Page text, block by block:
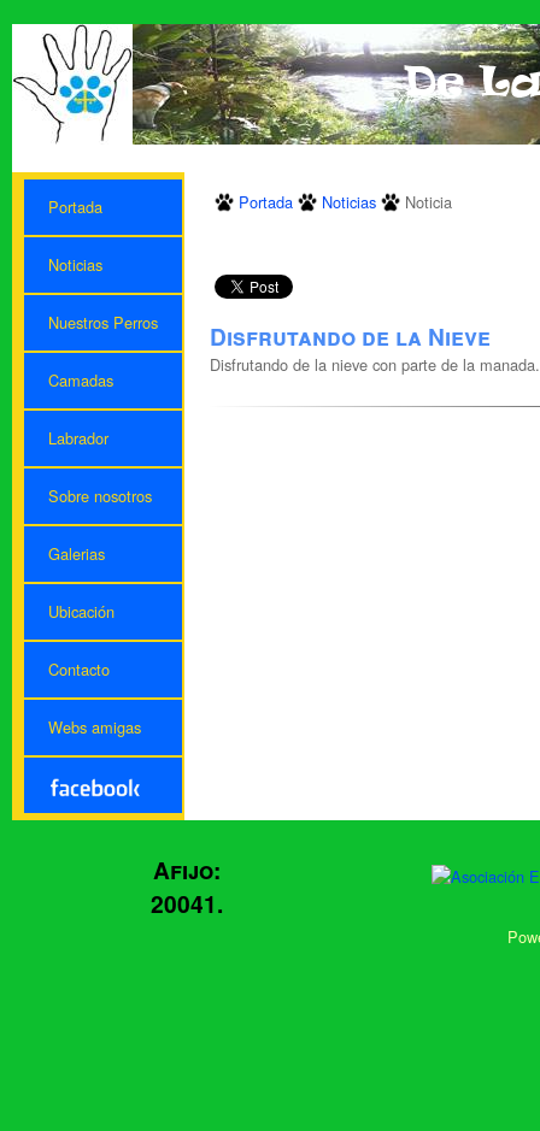
Portada
Noticias
Nuestros Perros
Camadas
Labrador
Sobre nosotros
Galerias
Ubicación
Contacto
Webs amigas
Portada Noticias Noticia
Disfrutando de la Nieve
Disfrutando de la nieve con parte de la manada.
Afijo:
20041.